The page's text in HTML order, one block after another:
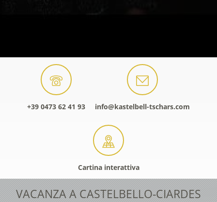
+39 0473 62 41 93 info@kastelbell-tschars.com
Cartina interattiva
VACANZA A CASTELBELLO-CIARDES